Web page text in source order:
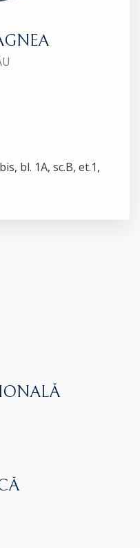
bl. 1A, sc.B, et.1,